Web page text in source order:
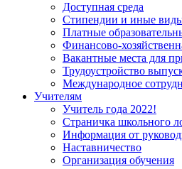
Доступная среда
Стипендии и иные
Платные
Финансово-
Вакантные места для
Трудоустройство
Международное
Учителям
Учитель года 2022!
Страничка школьного
Информация от
Наставничество
Организация обучения